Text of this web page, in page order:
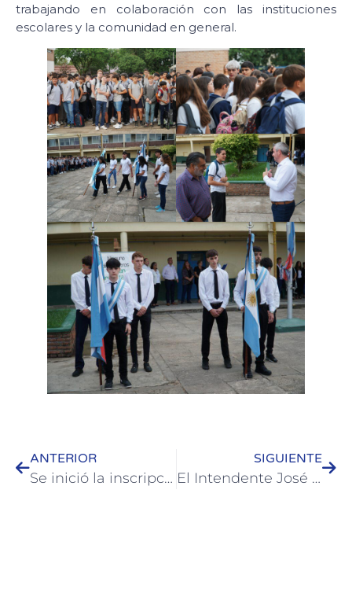
trabajando en colaboración con las instituciones
escolares y la comunidad en general.
ANTERIOR
Se inició la inscripción para que vecinos de San Francisco puedan terminar la escuela primaria
SIGUIENTE
El Intendente José Luis Walser visitó la colonia de adultos